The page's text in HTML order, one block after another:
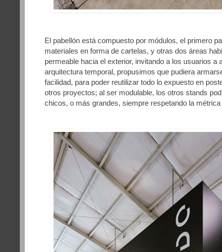
El pabellón está compuesto por módulos, el primero
materiales en forma de cartelas, y otras dos áreas
permeable hacia el exterior, invitando a los usuarios a
arquitectura temporal, propusimos que pudiera
facilidad, para poder reutilizar todo lo expuesto en
otros proyectos; al ser modulable, los otros stands
chicos, o más grandes, siempre respetando la